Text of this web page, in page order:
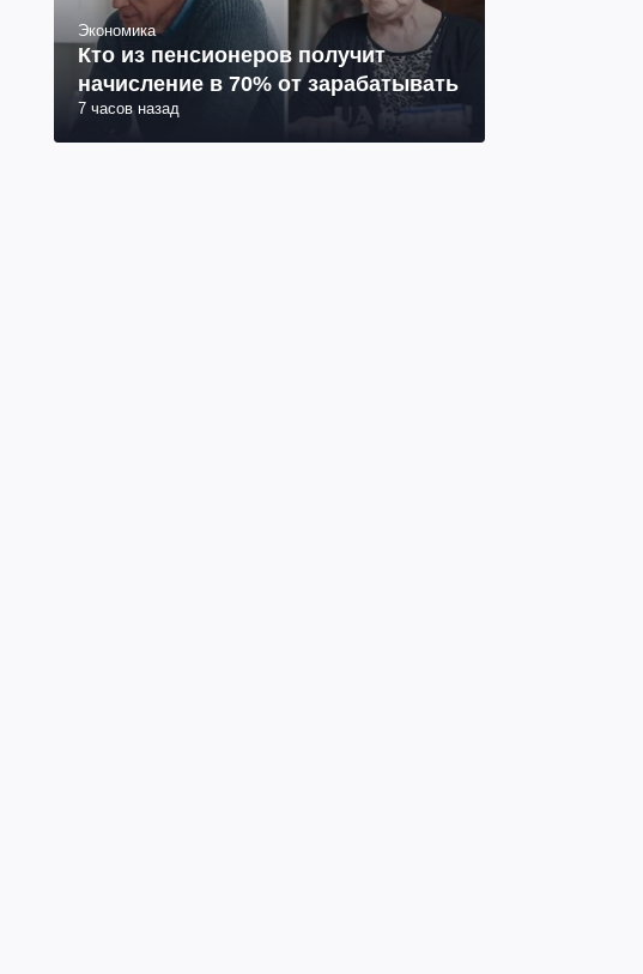
Экономика
Кто из пенсионеров получит
начисление в 70% от зарабатывать
7 часов назад